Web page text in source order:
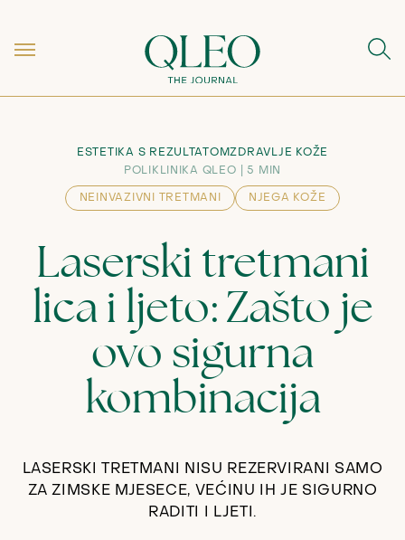
ESTETIKA S REZULTATOMZDRAVLJE KOŽE
POLIKLINIKA QLEO
5 MIN
NEINVAZIVNI TRETMANI
NJEGA KOŽE
Laserski tretmani
lica i ljeto: Zašto je
ovo sigurna
kombinacija
LASERSKI TRETMANI NISU REZERVIRANI SAMO
ZA ZIMSKE MJESECE, VEĆINU IH JE SIGURNO
RADITI I LJETI.